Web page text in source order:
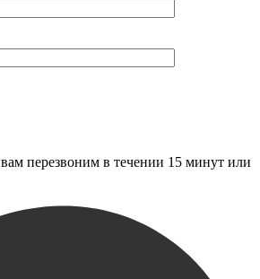
перезвоним в течении 15 минут или